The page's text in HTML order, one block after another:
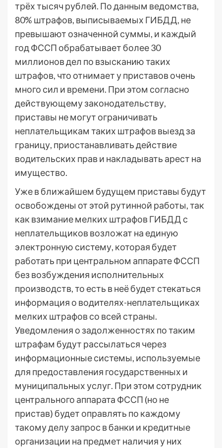
трёх тысяч рублей. По данным ведомства,
80% штрафов, выписываемых ГИБДД, не
превышают означенной суммы, и каждый
год ФССП обрабатывает более 30
миллионов дел по взысканию таких
штрафов, что отнимает у приставов очень
много сил и времени. При этом согласно
действующему законодательству,
приставы не могут ограничивать
неплательщикам таких штрафов выезд за
границу, приостанавливать действие
водительских прав и накладывать арест на
имущество.
Уже в ближайшем будущем приставы будут
освобождены от этой рутинной работы, так
как взимание мелких штрафов ГИБДД с
неплательщиков возложат на единую
электронную систему, которая будет
работать при центральном аппарате ФССП
без возбуждения исполнительных
производств, то есть в неё будет стекаться
информация о водителях-неплательщиках
мелких штрафов со всей страны.
Уведомления о задолженностях по таким
штрафам будут рассылаться через
информационные системы, используемые
для предоставления государственных и
муниципальных услуг. При этом сотрудник
центрального аппарата ФССП (но не
пристав) будет оправлять по каждому
такому делу запрос в банки и кредитные
организации на предмет наличия у них